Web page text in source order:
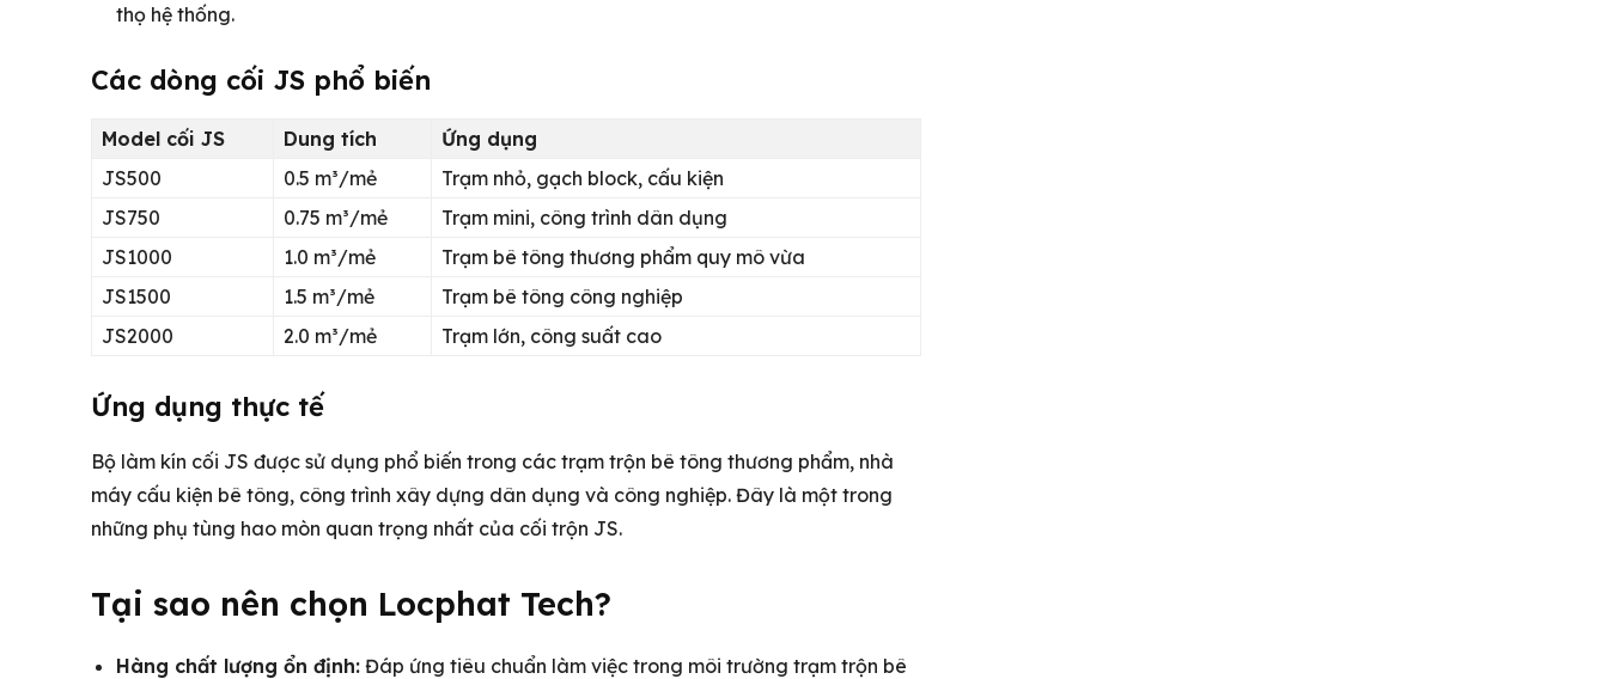
thọ hệ thống.
Các dòng cối JS phổ biến
Model cối JS Dung tích
Ứng dụng
JS500
0.5 m³/mẻ
Trạm nhỏ, gạch block, cấu kiện
JS750
0.75 m³/mẻ
Trạm mini, công trình dân dụng
JS1000
1.0 m³/mẻ
Trạm bê tông thương phẩm quy mô vừa
JS1500
1.5 m³/mẻ
Trạm bê tông công nghiệp
JS2000
2.0 m³/mẻ Trạm lớn, công suất cao
Ứng dụng thực tế
Bộ làm kín cối JS được sử dụng phổ biến trong các trạm trộn bê tông thương phẩm, nhà
máy cấu kiện bê tông, công trình xây dựng dân dụng và công nghiệp. Đây là một trong
những phụ tùng hao mòn quan trọng nhất của cối trộn JS.
Tại sao nên chọn Locphat Tech?
Hàng chất lượng ổn định: Đáp ứng tiêu chuẩn làm việc trong môi trường trạm trộn bê